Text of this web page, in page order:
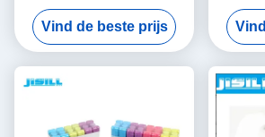
IJsverpakkingen voor
Medisch Voedseltransport
Duurzaam Lekkagevrij Op
Maat Gemaakte Vorm
Vind de beste prijs
voor